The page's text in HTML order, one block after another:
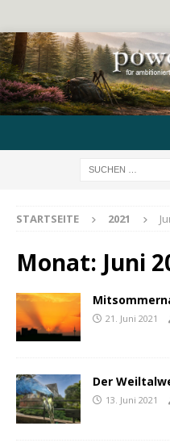
STARTSEITE 2021
Monat: Juni
21. Juni 2021
Der
13. Juni 2021